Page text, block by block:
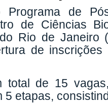
Programa de
de Ciências
Rio de Janeiro
de
total de 15
5 etapas,